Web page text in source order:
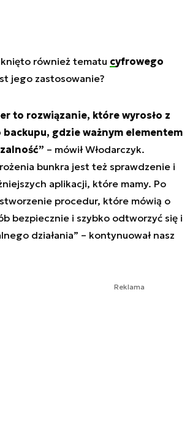
również tematu cyfrowego
jego zastosowanie?
to rozwiązanie, które wyrosło z
gdzie ważnym elementem
– mówił Włodarczyk.
bunkra jest też sprawdzenie i
aplikacji, które mamy. Po
procedur, które mówią o
bezpiecznie i szybko odtworzyć się i
działania” – kontynuował nasz
Reklama